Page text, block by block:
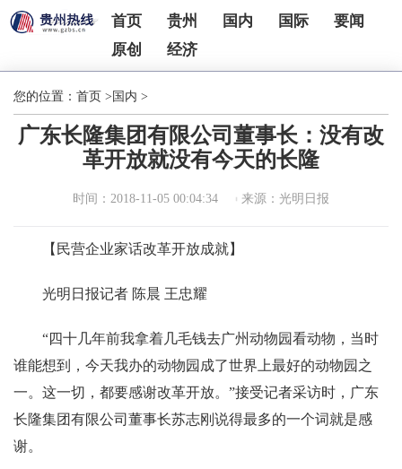
首页 贵州 国内 国际
要闻
原创
经济
您的位置： 首页 > 国内 >
广东长隆集团有限公司董事长：没有改
革开放就没有今天的长隆
时间：2018-11-05 00:04:34 来源：光明日报
【民营企业家话改革开放成就】
光明日报记者 陈晨 王忠耀
“四十几年前我拿着几毛钱去广州动物园看动物，当时
谁能想到，今天我办的动物园成了世界上最好的动物园之
一。这一切，都要感谢改革开放。”接受记者采访时，广东
长隆集团有限公司董事长苏志刚说得最多的一个词就是感
谢。